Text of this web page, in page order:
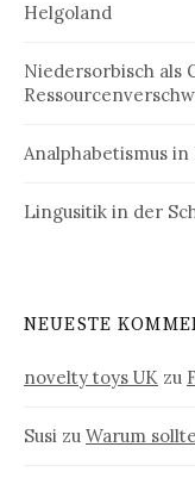
Helgoland
Niedersorbisch als
Analphabetismus
Lingusitik in der
NEUESTE
novelty toys UK zu
Susi zu Warum